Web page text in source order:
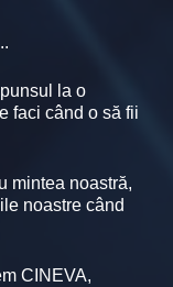
la o
faci când o să fii
mintea noastră,
noastre când
CINEVA,